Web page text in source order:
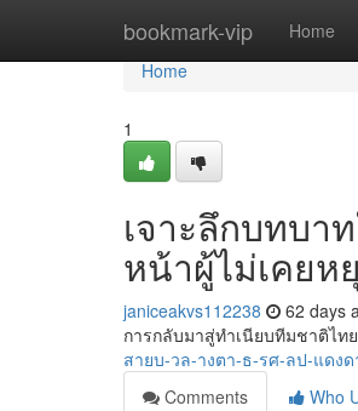
bookmark-vip Home
Home
Home
1
เจาะลึกบทบา
หน้าผู้ไม่เคยห
janiceakvs112238 62 days
การกลับมาสู่ทำเนียบทีมชาติไท
สายบ-วล-างตา-ธ-รศ-ลป-แดง
Comments
Who